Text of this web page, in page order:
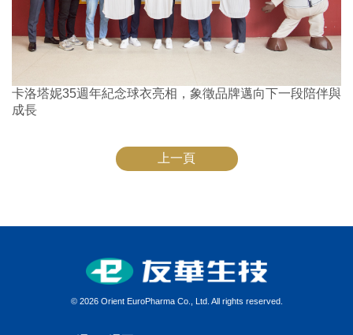
卡洛塔妮35週年紀念球衣亮相，象徵品牌邁向下一段陪伴與
成長
上一頁
© 2026 Orient EuroPharma Co., Ltd. All rights reserved.